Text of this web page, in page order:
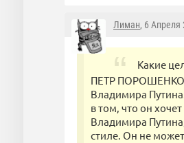
Лиман, 6 Апреля
Какие
ПЕТР ПОРОШЕНКО,
Владимира
в том, что он
Владимира
стиле. Он не